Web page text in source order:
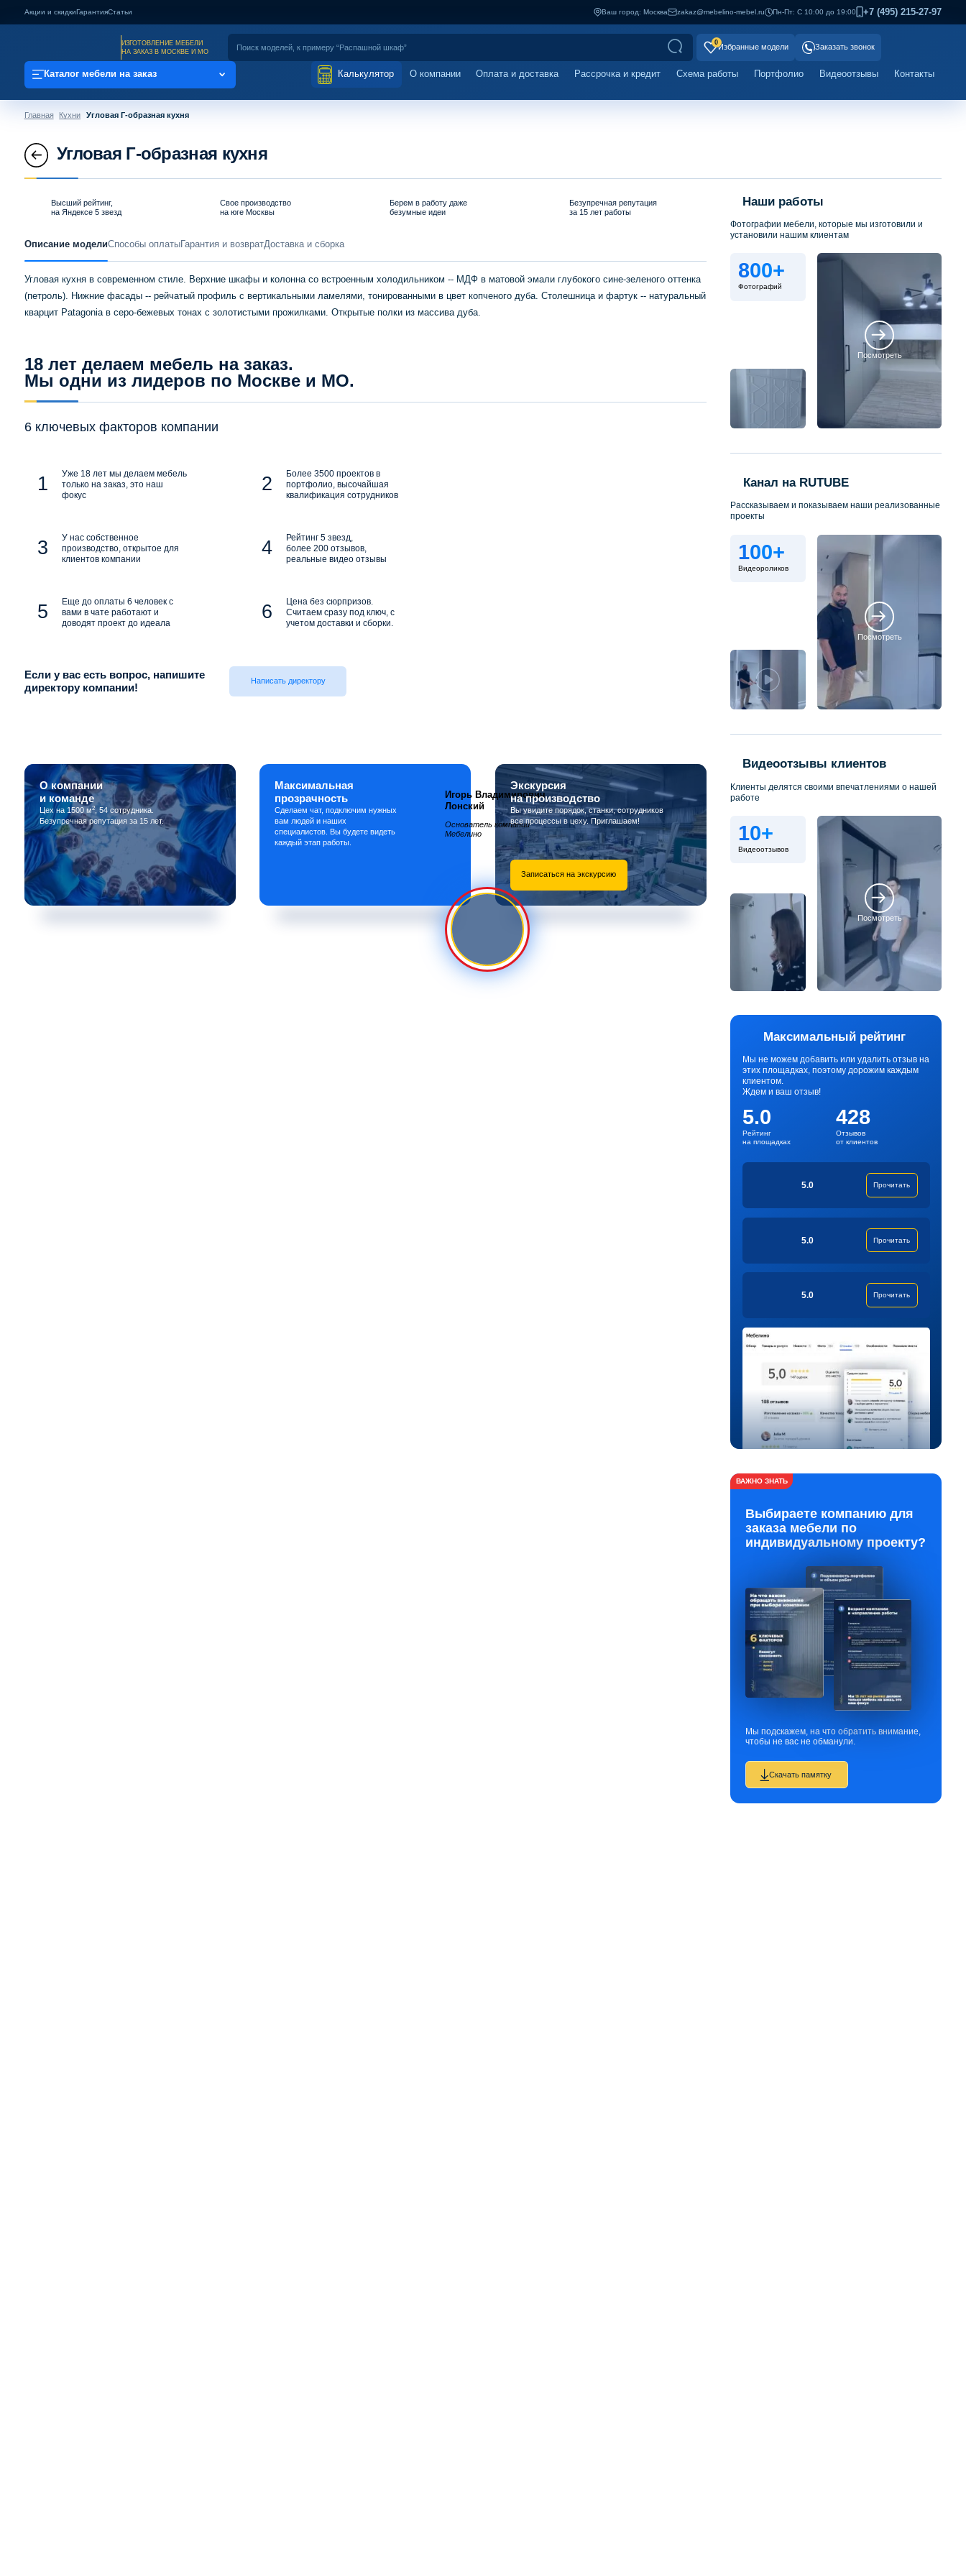
Акции и скидкиГарантияСтатьи Ваш город: Москва zakaz@mebelino-mebel.ru Пн-Пт: С 10:00 до 19:00 +7 (495) 215-27-97
ИЗГОТОВЛЕНИЕ МЕБЕЛИ
НА ЗАКАЗ В МОСКВЕ И МО
0
Избранные модели Заказать звонок
Каталог мебели на заказ Калькулятор О компании Оплата и доставка Рассрочка и кредит Схема работы Портфолио Видеоотзывы Контакты
Главная Кухни Угловая Г-образная кухня
Угловая Г-образная кухня
Высший рейтинг,
на Яндексе 5 звезд
Свое производство
на юге Москвы
Берем в работу даже
безумные идеи
Безупречная репутация
за 15 лет работы
Описание модели Способы оплатыГарантия и возвратДоставка и сборка
Угловая кухня в современном стиле. Верхние шкафы и колонна со встроенным холодильником -- МДФ в матовой эмали глубокого сине-зеленого оттенка
(петроль). Нижние фасады -- рейчатый профиль с вертикальными ламелями, тонированными в цвет копченого дуба. Столешница и фартук -- натуральный
кварцит Patagonia в серо-бежевых тонах с золотистыми прожилками. Открытые полки из массива дуба.
18 лет делаем мебель на заказ.
Мы одни из лидеров по Москве и МО.
6 ключевых факторов компании
Уже 18 лет мы делаем мебель
только на заказ, это наш
фокус
Более 3500 проектов в
портфолио, высочайшая
квалификация сотрудников
У нас собственное
производство, открытое для
клиентов компании
Рейтинг 5 звезд,
более 200 отзывов,
реальные видео отзывы
Еще до оплаты 6 человек с
вами в чате работают и
доводят проект до идеала
Цена без сюрпризов.
Считаем сразу под ключ, с
учетом доставки и сборки.
Если у вас есть вопрос, напишите
директору компании!
Написать директору
Игорь Владимирович
Лонский
Основатель компании
Мебелино
О компании
и команде
Цех на 1500 м2, 54 сотрудника.
Безупречная репутация за 15 лет.
Максимальная
прозрачность
Сделаем чат, подключим нужных
вам людей и наших
специалистов. Вы будете видеть
каждый этап работы.
Экскурсия
на производство
Вы увидите порядок, станки, сотрудников
все процессы в цеху. Приглашаем!
Записаться на экскурсию
Наши работы
Фотографии мебели, которые мы изготовили и
установили нашим клиентам
800+
Фотографий
Посмотреть
Канал на RUTUBE
Рассказываем и показываем наши реализованные
проекты
100+
Видеороликов
Посмотреть
Видеоотзывы клиентов
Клиенты делятся своими впечатлениями о нашей
работе
10+
Видеоотзывов
Посмотреть
Максимальный рейтинг
Мы не можем добавить или удалить отзыв на
этих площадках, поэтому дорожим каждым
клиентом.
Ждем и ваш отзыв!
5.0
Рейтинг
на площадках
428
Отзывов
от клиентов
5.0 Прочитать
5.0 Прочитать
5.0 Прочитать
ВАЖНО ЗНАТЬ
Выбираете компанию для
заказа мебели по
индивидуальному проекту?
Мы подскажем, на что обратить внимание,
чтобы не вас не обманули.
Скачать памятку